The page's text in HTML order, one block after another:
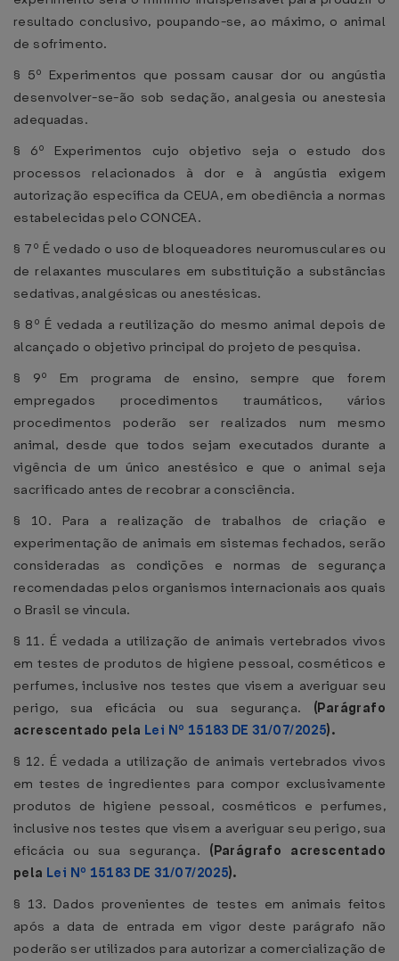
resultado conclusivo, poupando-se, ao máximo, o animal
de sofrimento.
§ 5º Experimentos que possam causar dor ou angústia
desenvolver-se-ão sob sedação, analgesia ou anestesia
adequadas.
§ 6º Experimentos cujo objetivo seja o estudo dos
processos relacionados à dor e à angústia exigem
autorização específica da CEUA, em obediência a normas
estabelecidas pelo CONCEA.
§ 7º É vedado o uso de bloqueadores neuromusculares ou
de relaxantes musculares em substituição a substâncias
sedativas, analgésicas ou anestésicas.
§ 8º É vedada a reutilização do mesmo animal depois de
alcançado o objetivo principal do projeto de pesquisa.
§ 9º Em programa de ensino, sempre que forem
empregados procedimentos traumáticos, vários
procedimentos poderão ser realizados num mesmo
animal, desde que todos sejam executados durante a
vigência de um único anestésico e que o animal seja
sacrificado antes de recobrar a consciência.
§ 10. Para a realização de trabalhos de criação e
experimentação de animais em sistemas fechados, serão
consideradas as condições e normas de segurança
recomendadas pelos organismos internacionais aos quais
o Brasil se vincula.
§ 11. É vedada a utilização de animais vertebrados vivos
em testes de produtos de higiene pessoal, cosméticos e
perfumes, inclusive nos testes que visem a averiguar seu
perigo, sua eficácia ou sua segurança. (Parágrafo
acrescentado pela Lei Nº 15183 DE 31/07/2025).
§ 12. É vedada a utilização de animais vertebrados vivos
em testes de ingredientes para compor exclusivamente
produtos de higiene pessoal, cosméticos e perfumes,
inclusive nos testes que visem a averiguar seu perigo, sua
eficácia ou sua segurança. (Parágrafo acrescentado
pela Lei Nº 15183 DE 31/07/2025).
§ 13. Dados provenientes de testes em animais feitos
após a data de entrada em vigor deste parágrafo não
poderão ser utilizados para autorizar a comercialização de